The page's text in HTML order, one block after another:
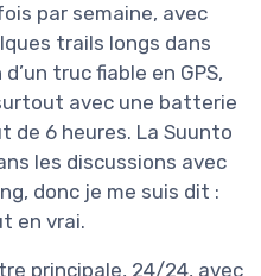
par semaine, avec
trails longs dans
truc fiable en GPS,
avec une batterie
de 6 heures. La Suunto
les discussions avec
donc je me suis dit :
en vrai.
principale, 24/24, avec